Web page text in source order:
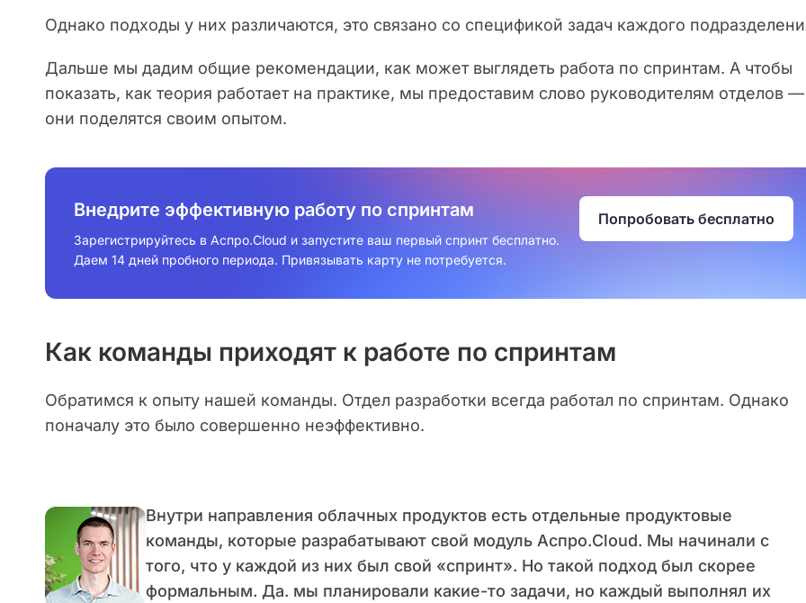
Однако подходы у них различаются, это связано со спецификой задач каждого
Дальше мы дадим общие рекомендации, как может выглядеть работа по спринтам. А чтобы
показать, как теория работает на практике, мы предоставим слово руководителям отделов —
они поделятся своим опытом.
Внедрите эффективную работу по спринтам
Зарегистрируйтесь в Аспро.Cloud и запустите ваш первый спринт бесплатно.
Даем 14 дней пробного периода. Привязывать карту не потребуется.
Попробовать бесплатно
Как команды приходят к работе по спринтам
Обратимся к опыту нашей команды. Отдел разработки всегда работал по спринтам. Однако
поначалу это было совершенно неэффективно.
Внутри направления облачных продуктов есть отдельные продуктовые
команды, которые разрабатывают свой модуль Аспро.Cloud. Мы начинали с
того, что у каждой из них был свой «спринт». Но такой подход был скорее
формальным. Да. мы планировали какие-то задачи, но каждый выполнял их